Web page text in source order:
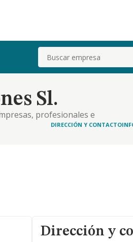
Buscar
Sl.
profesionales e
informatico, financiero,
DIRECCIÓN Y CONTACTO
Dirección y